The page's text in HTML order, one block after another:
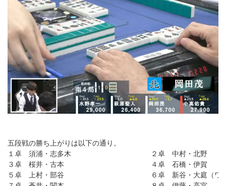
五段戦の勝ち上がりは以下の通り。
１卓 須浦・志多木 ２卓 中村・北野
３卓 桜井・古本 ４卓 石橋・伊賀
５卓 上村・部谷 ６卓 新谷・大庭（ワイルド